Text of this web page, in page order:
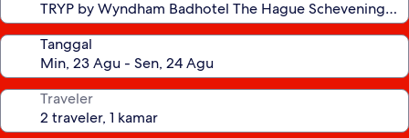
Tanggal
Traveler